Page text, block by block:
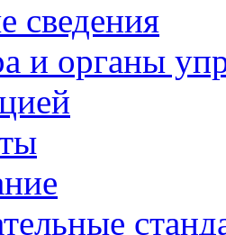
сведения
и органы